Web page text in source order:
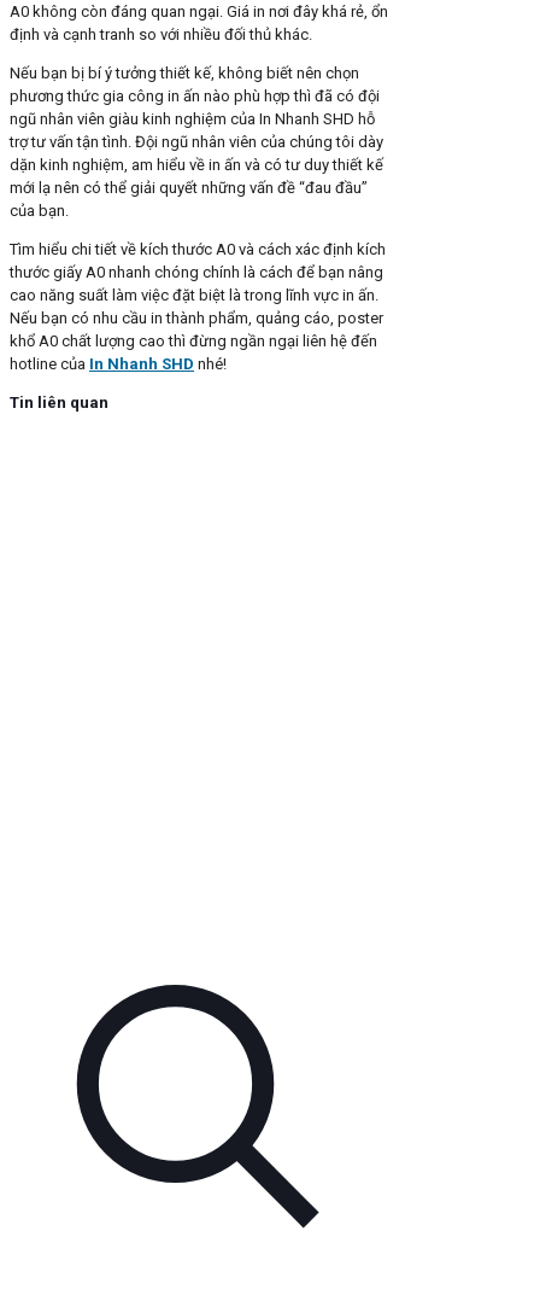
A0 không còn đáng quan ngại. Giá in nơi đây khá rẻ, ổn
định và cạnh tranh so với nhiều đối thủ khác.
Nếu bạn bị bí ý tưởng thiết kế, không biết nên chọn
phương thức gia công in ấn nào phù hợp thì đã có đội
ngũ nhân viên giàu kinh nghiệm của In Nhanh SHD hỗ
trợ tư vấn tận tình. Đội ngũ nhân viên của chúng tôi dày
dặn kinh nghiệm, am hiểu về in ấn và có tư duy thiết kế
mới lạ nên có thể giải quyết những vấn đề “đau đầu”
của bạn.
Tìm hiểu chi tiết về kích thước A0 và cách xác định kích
thước giấy A0 nhanh chóng chính là cách để bạn nâng
cao năng suất làm việc đặt biệt là trong lĩnh vực in ấn.
Nếu bạn có nhu cầu in thành phẩm, quảng cáo, poster
khổ A0 chất lượng cao thì đừng ngần ngại liên hệ đến
hotline của In Nhanh SHD nhé!
Tin liên quan